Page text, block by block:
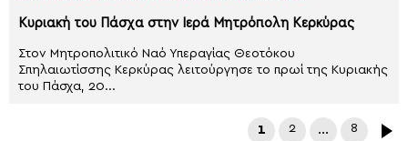
Κυριακή του Πάσχα στην Ιερά Μητρόπολη Κερκύρας
Στον Μητροπολιτικό Ναό Υπεραγίας Θεοτόκου
Σπηλαιωτίσσης Κερκύρας λειτούργησε το πρωί της Κυριακής
του Πάσχα, 20...
1 2 … 8